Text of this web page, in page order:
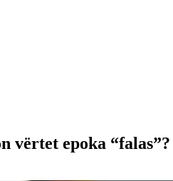
vërtet epoka “falas”?